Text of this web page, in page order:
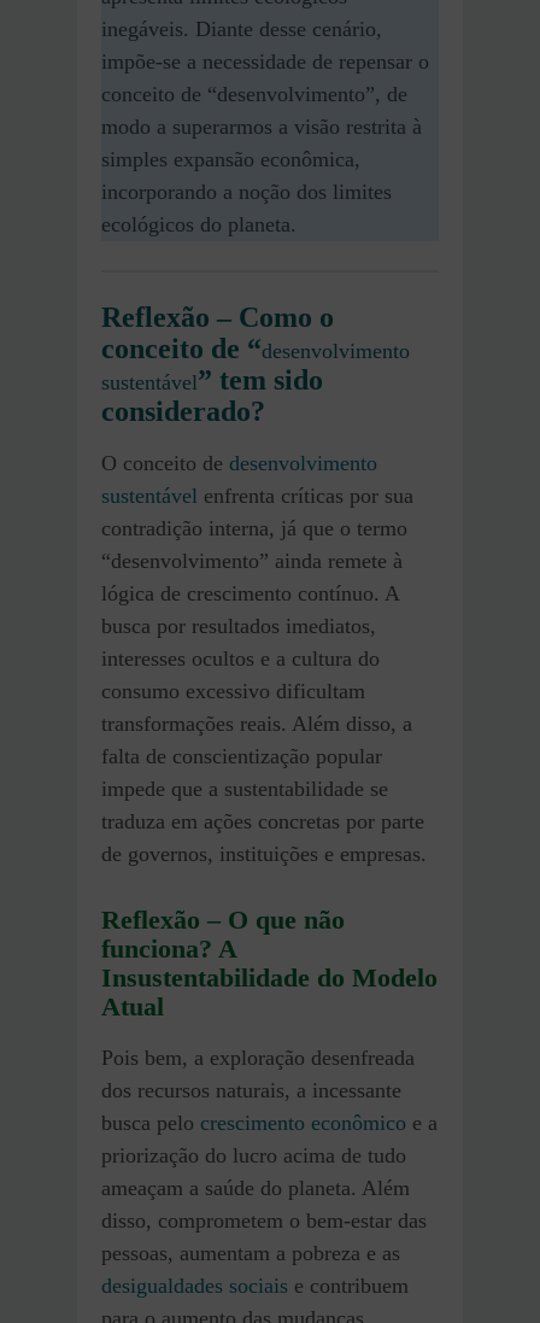
inegáveis. Diante desse cenário,
impõe-se a necessidade de repensar o
conceito de “desenvolvimento”, de
modo a superarmos a visão restrita à
simples expansão econômica,
incorporando a noção dos limites
ecológicos do planeta.
Reflexão – Como o
conceito de “desenvolvimento
sustentável” tem sido
considerado?
O conceito de desenvolvimento
sustentável enfrenta críticas por sua
contradição interna, já que o termo
“desenvolvimento” ainda remete à
lógica de crescimento contínuo. A
busca por resultados imediatos,
interesses ocultos e a cultura do
consumo excessivo dificultam
transformações reais. Além disso, a
falta de conscientização popular
impede que a sustentabilidade se
traduza em ações concretas por parte
de governos, instituições e empresas.
Reflexão – O que não
funciona? A
Insustentabilidade do Modelo
Atual
Pois bem, a exploração desenfreada
dos recursos naturais, a incessante
busca pelo crescimento econômico e a
priorização do lucro acima de tudo
ameaçam a saúde do planeta. Além
disso, comprometem o bem-estar das
pessoas, aumentam a pobreza e as
desigualdades sociais e contribuem
para o aumento das mudanças